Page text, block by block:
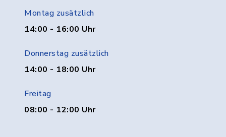
Montag zusätzlich
14:00 - 16:00 Uhr
Donnerstag zusätzlich
14:00 - 18:00 Uhr
Freitag
08:00 - 12:00 Uhr